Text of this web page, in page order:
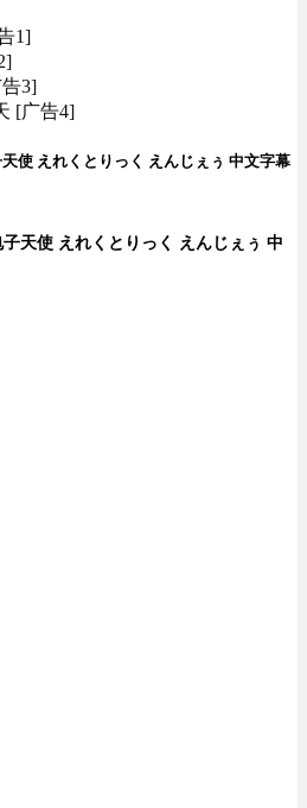
1]
3]
[广告4]
使 えれくとりっく えんじぇぅ 中文字幕
天使 えれくとりっく えんじぇぅ 中